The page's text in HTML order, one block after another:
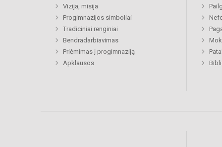
Vizija, misija
Progimnazijos simboliai
Tradiciniai renginiai
Bendradarbiavimas
Priėmimas į progimnaziją
Apklausos